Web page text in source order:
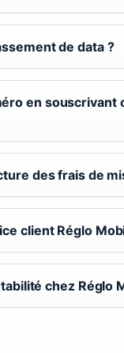
de data ?
en souscrivant
des frais de
client Réglo
chez Réglo